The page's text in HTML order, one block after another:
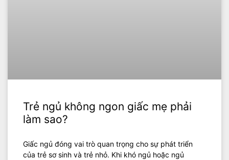
Trẻ ngủ không ngon giấc mẹ phải
làm sao?
Giấc ngủ đóng vai trò quan trọng cho sự phát triển
của trẻ sơ sinh và trẻ nhỏ. Khi khó ngủ hoặc ngủ